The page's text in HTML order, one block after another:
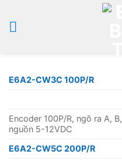
qua
nội
E6A2-CW3C 100P/R
Encoder 100P/R, ngõ ra A, B,
nguồn 5-12VDC
E6A2-CW5C 200P/R